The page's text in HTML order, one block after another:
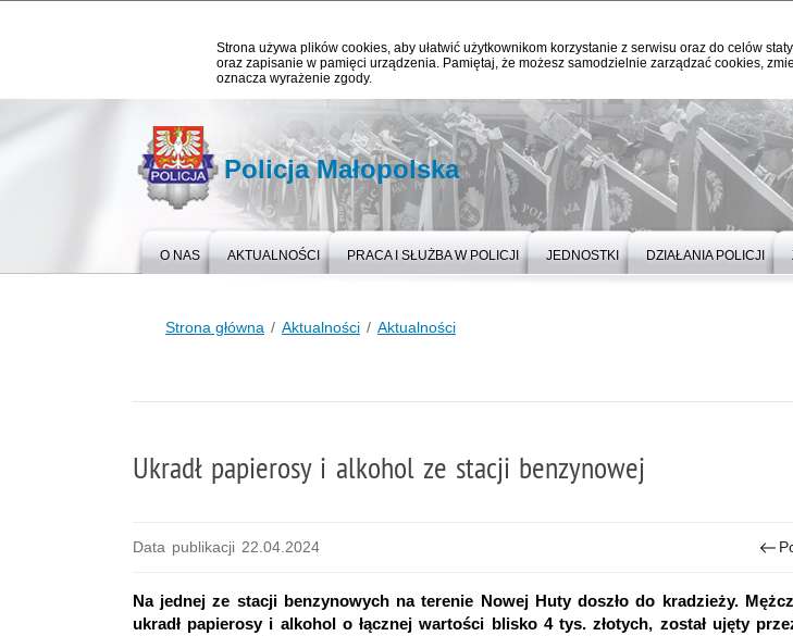
Strona używa plików cookies, aby ułatwić użytkownikom korzystanie z serwisu oraz do celów
oraz zapisanie w pamięci urządzenia. Pamiętaj, że możesz samodzielnie zarządzać cookies,
oznacza wyrażenie zgody.
Policja Małopolska
O NAS AKTUALNOŚCI PRACA I SŁUŻBA W POLICJI JEDNOSTKI DZIAŁANIA POLICJI
Strona główna Aktualności Aktualności
Ukradł papierosy i alkohol ze stacji benzynowej
Data publikacji 22.04.2024
Na jednej ze stacji benzynowych na terenie Nowej Huty doszło do kradzieży.
ukradł papierosy i alkohol o łącznej wartości blisko 4 tys. złotych, został ujęty